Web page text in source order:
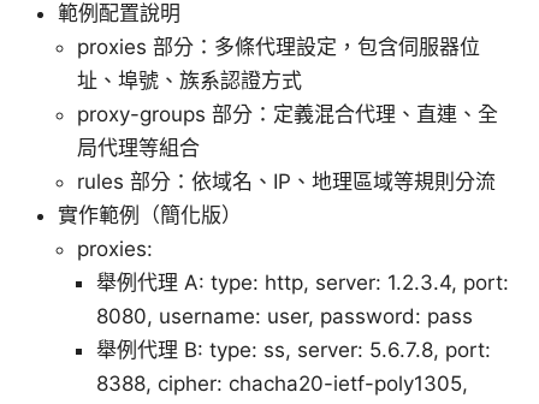
範例配置說明
proxies 部分：多條代理設定，包含伺服器位
址、埠號、族系認證方式
proxy-groups 部分：定義混合代理、直連、全
局代理等組合
rules 部分：依域名、IP、地理區域等規則分流
實作範例（簡化版）
proxies:
舉例代理 A: type: http, server: 1.2.3.4, port:
8080, username: user, password: pass
舉例代理 B: type: ss, server: 5.6.7.8, port:
8388, cipher: chacha20-ietf-poly1305,